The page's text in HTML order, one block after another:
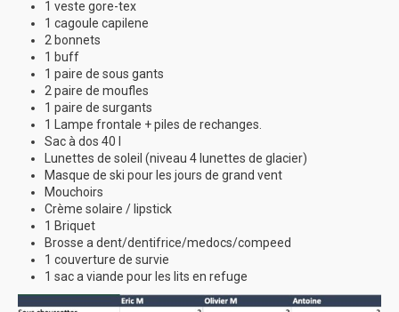
1 veste gore-tex
1 cagoule capilene
2 bonnets
1 buff
1 paire de sous gants
2 paire de moufles
1 paire de surgants
1 Lampe frontale + piles de rechanges.
Sac à dos 40 l
Lunettes de soleil (niveau 4 lunettes de glacier)
Masque de ski pour les jours de grand vent
Mouchoirs
Crème solaire / lipstick
1 Briquet
Brosse a dent/dentifrice/medocs/compeed
1 couverture de survie
1 sac a viande pour les lits en refuge